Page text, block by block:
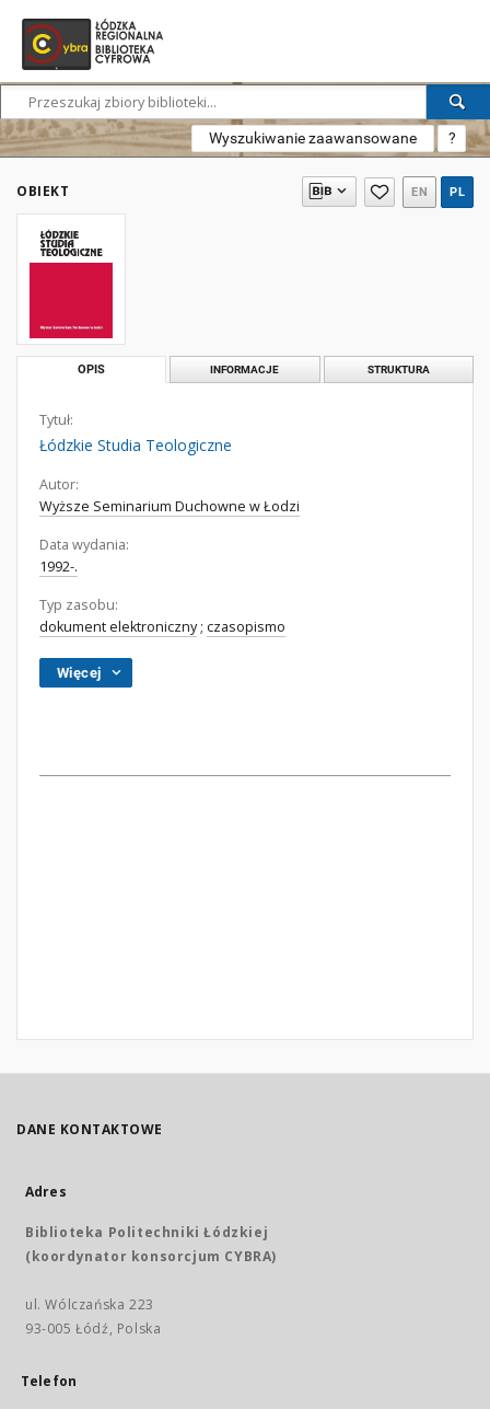
Wyszukiwanie zaawansowane ?
OBIEKT EN PL
OPIS INFORMACJE STRUKTURA
Tytuł:
Łódzkie Studia Teologiczne
Autor:
Wyższe Seminarium Duchowne w Łodzi
Data wydania:
1992-.
Typ zasobu:
dokument elektroniczny; czasopismo
Więcej
DANE KONTAKTOWE
Adres
Biblioteka Politechniki Łódzkiej
(koordynator konsorcjum CYBRA)
ul. Wólczańska 223
93-005 Łódź, Polska
Telefon